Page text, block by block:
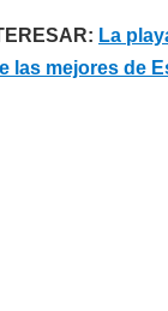
La
las mejores de